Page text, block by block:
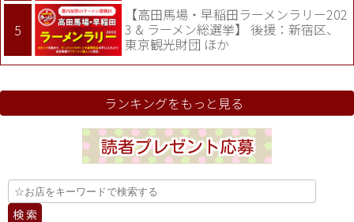
【高田馬場・早稲田ラーメンラリー202
3 & ラーメン総選挙】 後援：新宿区、
東京観光財団 ほか
ランキングをもっと見る